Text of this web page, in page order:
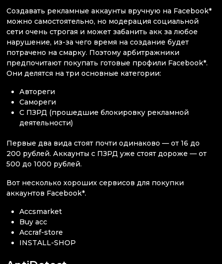
Создавать рекламные аккаунты вручную на Facebook*
можно самостоятельно, но модерация социальной
сети очень строгая и может забанить акк за любое
нарушение, из-за чего время на создание будет
потрачено на смарку. Поэтому арбитражники
предпочитают покупать готовые профили Facebook*.
Они делятся на три основные категории:
Автореги
Самореги
С ПЗРД (прошедшие блокировку рекламной
деятельности)
Первые два вида стоят почти одинаково — от 16 до
200 рублей. Аккаунты с ПЗРД уже стоят дороже — от
500 до 1000 рублей.
Вот несколько хороших сервисов для покупки
аккаунтов Facebook*.
Accsmarket
Buy acc
Accraf-store
INSTALL-SHOP